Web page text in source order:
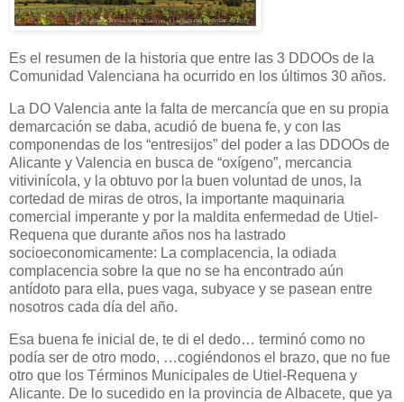
Es el resumen de la historia que entre las 3 DDOOs de la
Comunidad Valenciana ha ocurrido en los últimos 30 años.
La DO Valencia ante la falta de mercancía que en su propia
demarcación se daba, acudió de buena fe, y con las
componendas de los “entresijos” del poder a las DDOOs de
Alicante y Valencia en busca de “oxígeno”, mercancia
vitivinícola, y la obtuvo por la buen voluntad de unos, la
cortedad de miras de otros, la importante maquinaria
comercial imperante y por la maldita enfermedad de Utiel-
Requena que durante años nos ha lastrado
socioeconomicamente: La complacencia, la odiada
complacencia sobre la que no se ha encontrado aún
antídoto para ella, pues vaga, subyace y se pasean entre
nosotros cada día del año.
Esa buena fe inicial de, te di el dedo… terminó como no
podía ser de otro modo, …cogiéndonos el brazo, que no fue
otro que los Términos Municipales de Utiel-Requena y
Alicante. De lo sucedido en la provincia de Albacete, que ya